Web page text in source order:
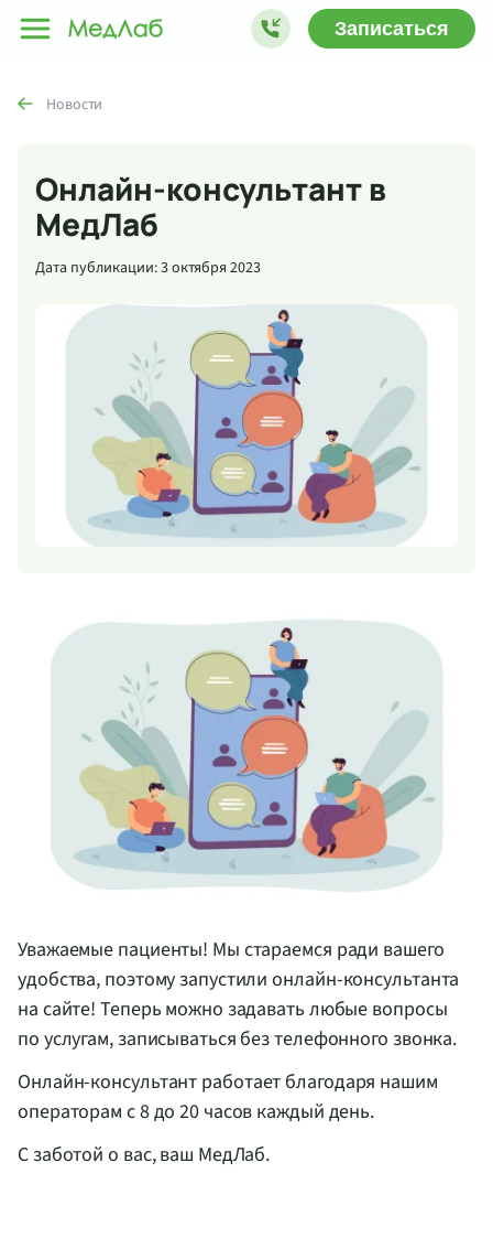
Записаться
Новости
Онлайн-консультант в
МедЛаб
Дата публикации: 3 октября 2023
Уважаемые пациенты! Мы стараемся ради вашего
удобства, поэтому запустилионлайн-консультанта
на сайте! Теперь можно задавать любые вопросы
по услугам, записываться без телефонного звонка.
Онлайн-консультант работает благодаря нашим
операторам с 8 до 20 часов каждый день.
С заботой о вас, ваш МедЛаб.